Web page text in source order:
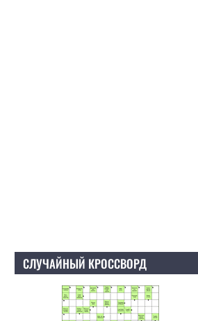
СЛУЧАЙНЫЙ КРОССВОРД